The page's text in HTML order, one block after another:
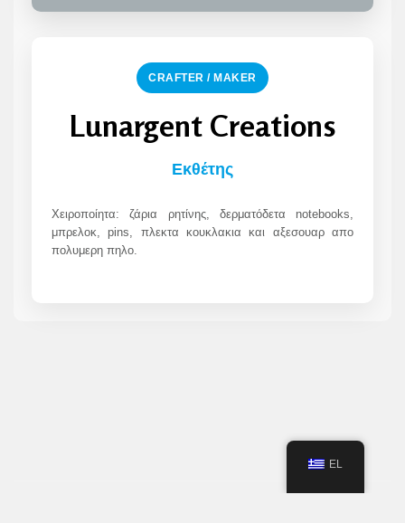
CRAFTER / MAKER
Lunargent Creations
Εκθέτης
Χειροποίητα: ζάρια ρητίνης, δερματόδετα notebooks,
μπρελοκ, pins, πλεκτα κουκλακια και αξεσουαρ απο
πολυμερη πηλο.
EL